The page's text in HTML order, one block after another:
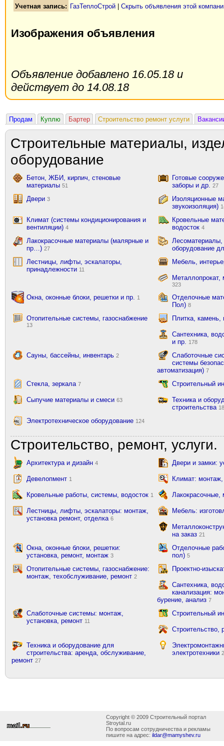
Учетная запись: ГазТеплоСтрой | Скрыть объявления этой
Изображения объявления
Объявление добавлено 16.05.18 и
действует до 14.08.18
Продам Куплю Бартер Строительство ремонт услуги
Строительные материалы,
оборудование
Бетон, ЖБИ, кирпич, стеновые
материалы 51
Готовые
заборы и др.
27
Двери 3
Изоляционные
звукоизоляция)
Климат (системы кондиционирования и
вентиляции) 4
Кровельные
водосток 4
Лакокрасочные материалы (малярные и
пр…) 27
оборудование
Лестницы, лифты, эскалаторы,
принадлежности 11
Мебель,
323
Окна, оконные блоки, решетки и пр. 1
Отделочные
Пол) 8
Отопительные системы, газоснабжение
13
Плитка,
Сантехника,
и пр.
178
Сауны, бассейны, инвентарь 2
Слаботочные
системы
автоматизация) 7
Стекла, зеркала 7 Строительный
Сыпучие материалы и смеси 63
Техника и
строительства
Электротехническое оборудование 124
Строительство, ремонт, услуги.
Архитектура и дизайн 4 Двери и замки:
Девелопмент 1 Климат:
Кровельные работы, системы, водосток 1
Лестницы, лифты, эскалаторы: монтаж,
установка ремонт, отделка 6
Мебель:
на заказ 21
Окна, оконные блоки, решетки:
установка, ремонт, монтаж 3
Отделочные
пол) 5
Отопительные системы, газоснабжение:
монтаж, техобслуживание, ремонт 2
Проектно-
Сантехника,
канализация:
бурение, анализ 7
Слаботочные системы: монтаж,
установка, ремонт 11
Строительный
Строительство,
Техника и оборудование для
строительства: аренда, обслуживание,
ремонт 27
электротехники
Copyright © 2009 Строительный портал
Stroytal.ru
По вопросам сотрудничества и рекламы
пишите на адрес: ildar@mamyshev.ru